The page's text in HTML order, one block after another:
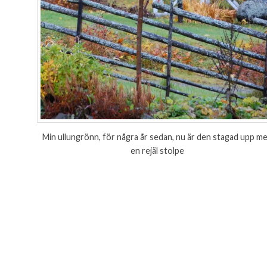
Min ullungrönn, för några år sedan, nu är den stagad upp
en rejäl stolpe